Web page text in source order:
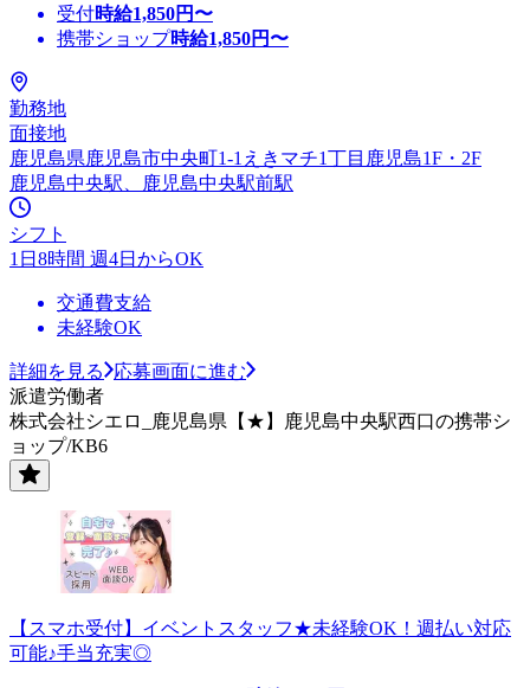
受付時給1,850円〜
携帯ショップ時給1,850円〜
勤務地
面接地
鹿児島県鹿児島市中央町1-1えきマチ1丁目鹿児島1F・2F
鹿児島中央駅、鹿児島中央駅前駅
シフト
1日8時間 週4日からOK
交通費支給
未経験OK
詳細を見る
応募画面に進む
派遣労働者
株式会社シエロ_鹿児島県【★】鹿児島中央駅西口の携帯シ
ョップ/KB6
【スマホ受付】イベントスタッフ★未経験OK！週払い対応
可能♪手当充実◎